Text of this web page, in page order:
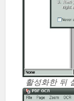
활성화한 뒤